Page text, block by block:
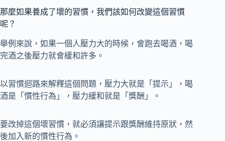
那麼如果養成了壞的習慣，我們該如何改變這個習慣
呢？
舉例來說，如果一個人壓力大的時候，會跑去喝酒，喝
完酒之後壓力就會緩和許多。
以習慣迴路來解釋這個問題，壓力大就是「提示」，喝
酒是「慣性行為」，壓力緩和就是「獎酬」。
要改掉這個壞習慣，就必須讓提示跟獎酬維持原狀，然
後加入新的慣性行為。